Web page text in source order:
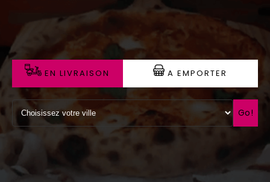
LA CARTE
VOTRE COMPTE
NOTRE RESTAURANT
VOS AVIS
MENTIONS LÉGALES
EN LIVRAISON A EMPORTER
Go!